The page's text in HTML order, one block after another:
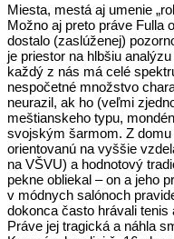
Miesta, mestá aj umenie
Možno aj preto práve Fulla
dostalo (zaslúženej)
je priestor na hlbšiu
každý z nás má celé
nespočetné množstvo
neurazil, ak ho (veľmi
meštianskeho typu,
svojským šarmom. Z
orientovanú na vyššie
na VŠVU) a hodnotový
pekne obliekal – on a jeho
v módnych salónoch
dokonca často hrávali
Práve jej tragická a náhla